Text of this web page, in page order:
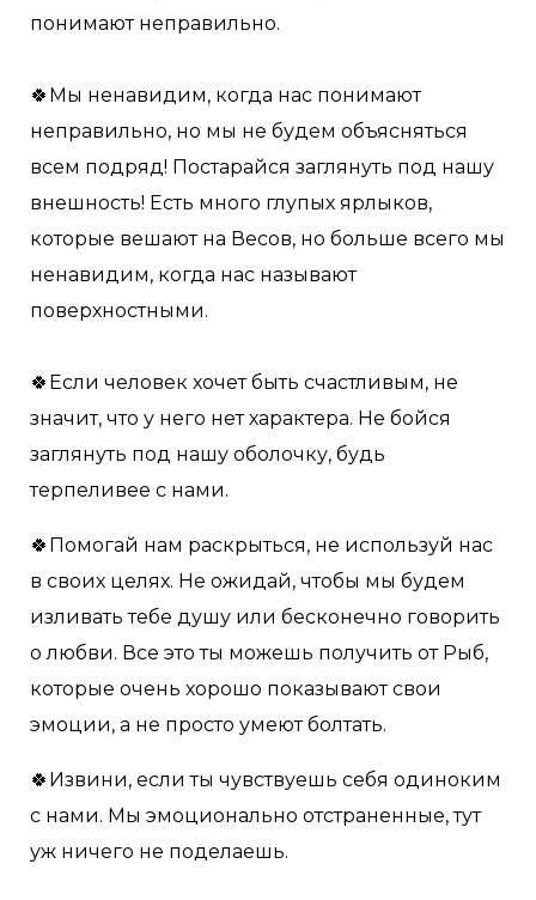
понимают неправильно.
🍀Мы ненавидим, когда нас понимают
неправильно, но мы не будем объясняться
всем подряд! Постарайся заглянуть под нашу
внешность! Есть много глупых ярлыков,
которые вешают на Весов, но больше всего мы
ненавидим, когда нас называют
поверхностными.
🍀Если человек хочет быть счастливым, не
значит, что у него нет характера. Не бойся
заглянуть под нашу оболочку, будь
терпеливее с нами.
🍀Помогай нам раскрыться, не используй нас
в своих целях. Не ожидай, чтобы мы будем
изливать тебе душу или бесконечно говорить
о любви. Все это ты можешь получить от Рыб,
которые очень хорошо показывают свои
эмоции, а не просто умеют болтать.
🍀Извини, если ты чувствуешь себя одиноким
с нами. Мы эмоционально отстраненные, тут
уж ничего не поделаешь.